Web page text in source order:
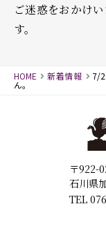
ご迷惑をおかけ
す。
HOME 新着情報 7/
ん。
〒922-
石川県
TEL